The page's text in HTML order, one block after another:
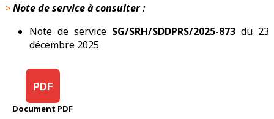
>Note de service à consulter :
Note de service SG/SRH/SDDPRS/2025-873 du 23
décembre 2025
PDF
Document PDF